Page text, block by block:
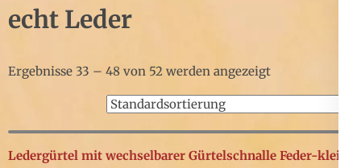
echt Leder
Ergebnisse 33 – 48 von 52 werden angezeigt
Ledergürtel mit wechselbarer Gürtelschnalle Feder-klein